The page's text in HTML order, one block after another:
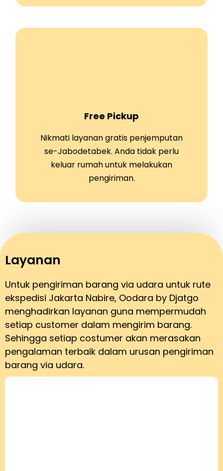
Free Pickup
Nikmati layanan gratis penjemputan
se-Jabodetabek. Anda tidak perlu
keluar rumah untuk melakukan
pengiriman.
Layanan
Untuk pengiriman barang via udara untuk rute
ekspedisi Jakarta Nabire, Oodara by Djatgo
menghadirkan layanan guna mempermudah
setiap customer dalam mengirim barang.
Sehingga setiap costumer akan merasakan
pengalaman terbaik dalam urusan pengiriman
barang via udara.